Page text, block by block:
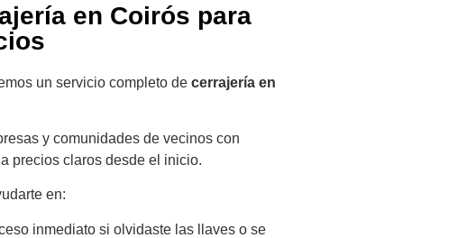
en Coirós para
un servicio completo de cerrajería en
y comunidades de vecinos con
precios claros desde el inicio.
en:
inmediato si olvidaste las llaves o se